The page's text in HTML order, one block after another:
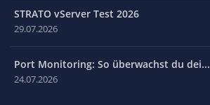
STRATO vServer Test 2026
29.07.2026
Port Monitoring: So überwachst du dei...
24.07.2026